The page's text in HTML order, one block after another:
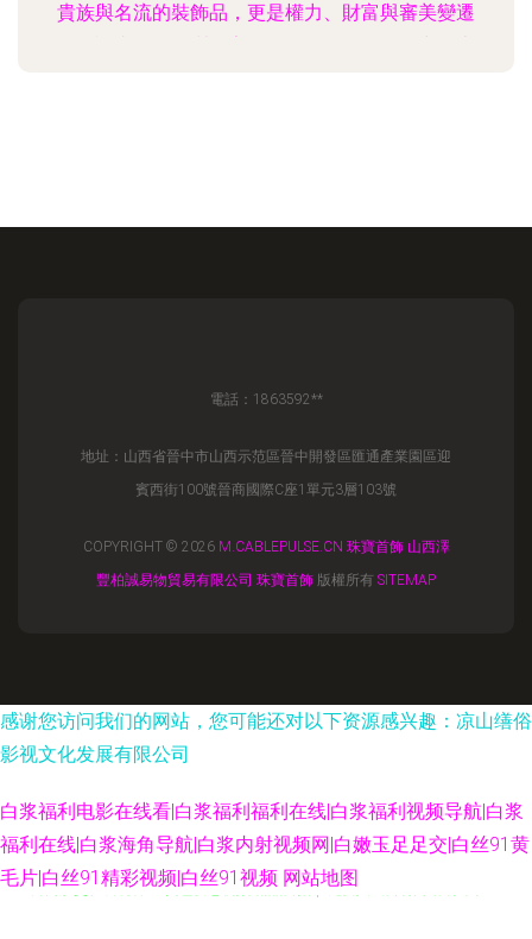
貴族與名流的裝飾品，更是權力、財富與審美變遷
電話：1863592**
地址：山西省晉中市山西示范區晉中開發區匯通產業園區迎
賓西街100號晉商國際C座1單元3層103號
COPYRIGHT © 2026 M.CABLEPULSE.CN 珠寶首飾 山西澤
豐柏誠易物貿易有限公司 珠寶首飾 版權所有 SITEMAP
感谢您访问我们的网站，您可能还对以下资源感兴趣：凉山缮俗
影视文化发展有限公司
白浆福利电影在线看|白浆福利福利在线|白浆福利视频导航|白浆
福利在线|白浆海角导航|白浆内射视频网|白嫩玉足足交|白丝91黄
毛片|白丝91精彩视频|白丝91视频 网站地图
男同肛交在线观看 91黄色变态视频 精品自拍tp 免费人成自尉网站 青草社区